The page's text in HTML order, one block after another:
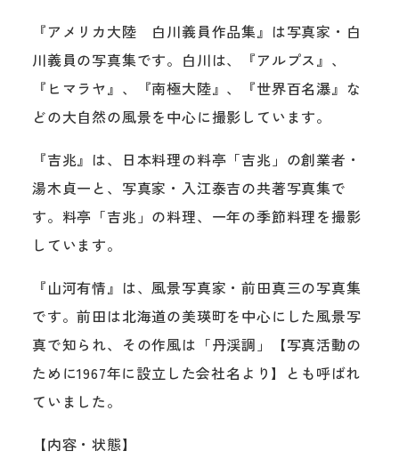
『アメリカ大陸 白川義員作品集』は写真家・白
川義員の写真集です。白川は、『アルプス』、
『ヒマラヤ』、『南極大陸』、『世界百名瀑』な
どの大自然の風景を中心に撮影しています。
『吉兆』は、日本料理の料亭「吉兆」の創業者・
湯木貞一と、写真家・入江泰吉の共著写真集で
す。料亭「吉兆」の料理、一年の季節料理を撮影
しています。
『山河有情』は、風景写真家・前田真三の写真集
です。前田は北海道の美瑛町を中心にした風景写
真で知られ、その作風は「丹渓調」【写真活動の
ために1967年に設立した会社名より】とも呼ばれ
ていました。
【内容・状態】